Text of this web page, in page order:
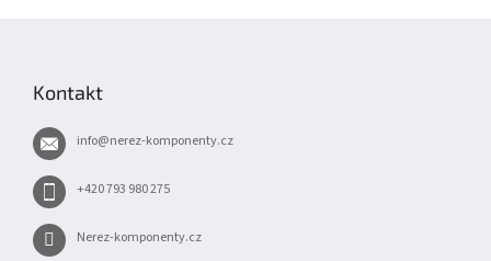
Kontakt
info@nerez-komponenty.cz
+420 793 980 275
Nerez-komponenty.cz